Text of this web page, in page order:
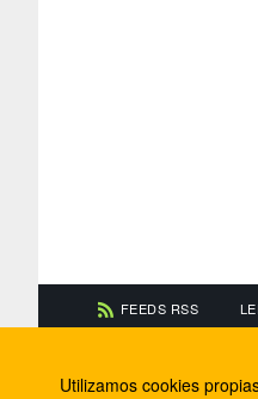
FEEDS RSS
Información de
Utilizamos cookies